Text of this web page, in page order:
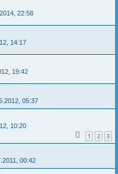
22:58
14:17
19:42
05:37
10:20
1 2 3
00:42